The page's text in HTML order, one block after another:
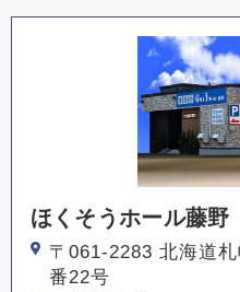
ほくそうホール藤野
〒061-2283 北海道
番22号